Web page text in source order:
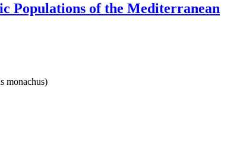
Populations of the Mediterranean
monachus)